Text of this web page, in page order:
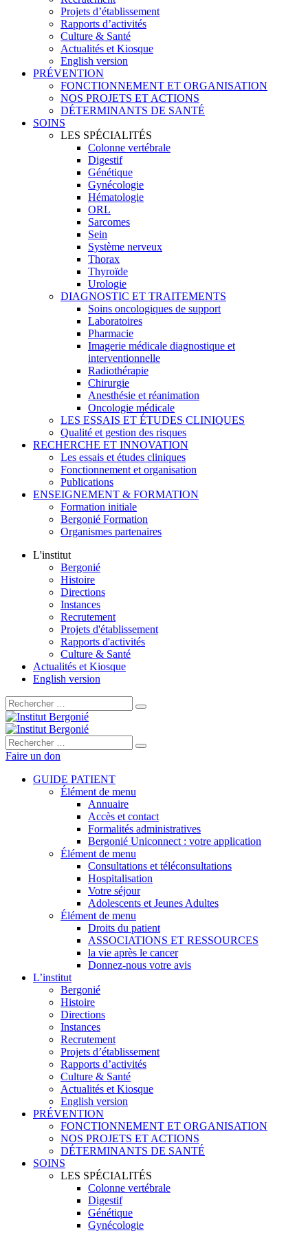
Projets d’établissement
Rapports d’activités
Culture & Santé
Actualités et Kiosque
English version
PRÉVENTION
FONCTIONNEMENT ET ORGANISATION
NOS PROJETS ET ACTIONS
DÉTERMINANTS DE SANTÉ
SOINS
LES SPÉCIALITÉS
Colonne vertébrale
Digestif
Génétique
Gynécologie
Hématologie
ORL
Sarcomes
Sein
Système nerveux
Thorax
Thyroïde
Urologie
DIAGNOSTIC ET TRAITEMENTS
Soins oncologiques de support
Laboratoires
Pharmacie
Imagerie médicale diagnostique et
interventionnelle
Radiothérapie
Chirurgie
Anesthésie et réanimation
Oncologie médicale
LES ESSAIS ET ÉTUDES CLINIQUES
Qualité et gestion des risques
RECHERCHE ET INNOVATION
Les essais et études cliniques
Fonctionnement et organisation
Publications
ENSEIGNEMENT & FORMATION
Formation initiale
Bergonié Formation
Organismes partenaires
L'institut
Bergonié
Histoire
Directions
Instances
Recrutement
Projets d'établissement
Rapports d'activités
Culture & Santé
Actualités et Kiosque
English version
Rechercher :
Rechercher :
Faire un don
GUIDE PATIENT
Élément de menu
Annuaire
Accès et contact
Formalités administratives
Bergonié Uniconnect : votre application
Élément de menu
Consultations et téléconsultations
Hospitalisation
Votre séjour
Adolescents et Jeunes Adultes
Élément de menu
Droits du patient
ASSOCIATIONS ET RESSOURCES
la vie après le cancer
Donnez-nous votre avis
L’institut
Bergonié
Histoire
Directions
Instances
Recrutement
Projets d’établissement
Rapports d’activités
Culture & Santé
Actualités et Kiosque
English version
PRÉVENTION
FONCTIONNEMENT ET ORGANISATION
NOS PROJETS ET ACTIONS
DÉTERMINANTS DE SANTÉ
SOINS
LES SPÉCIALITÉS
Colonne vertébrale
Digestif
Génétique
Gynécologie